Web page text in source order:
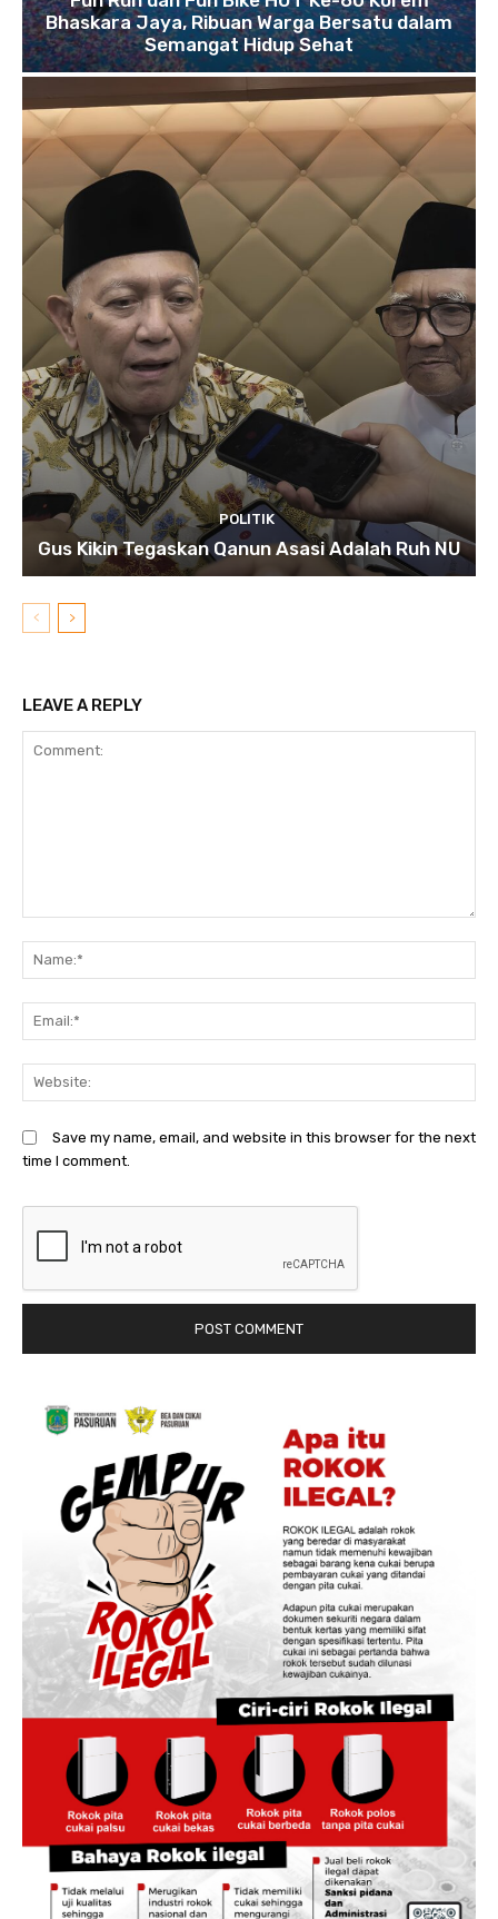
Bhaskara Jaya, Ribuan Warga Bersatu dalam
Semangat Hidup Sehat
POLITIK
Gus Kikin Tegaskan Qanun Asasi Adalah Ruh NU
LEAVE A REPLY
Save my name, email, and website in this browser for the next
time I comment.